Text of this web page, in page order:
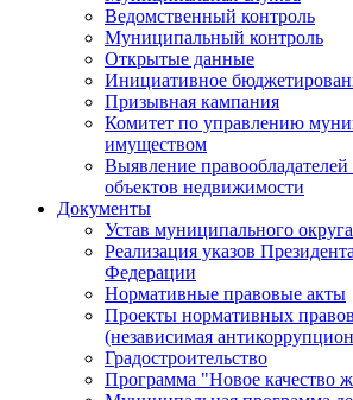
Ведомственный контроль
Муниципальный контроль
Открытые данные
Инициативное
Призывная кампания
Комитет по управлению
имуществом
Выявление
объектов недвижимости
Документы
Устав муниципального
Реализация указов
Федерации
Нормативные правовые акты
Проекты нормативных
(независимая
Градостроительство
Программа "Новое качество